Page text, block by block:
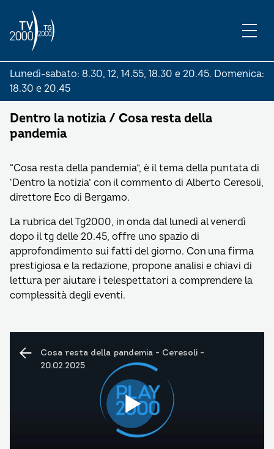
Lunedì-sabato: 8.30, 12, 14.55, 18.30 e 20.45. Domenica:
18.30 e 20.45
Dentro la notizia / Cosa resta della
pandemia
“Cosa resta della pandemia”, è il tema della puntata di
‘Dentro la notizia’ con il commento di Alberto Ceresoli,
direttore Eco di Bergamo.
La rubrica del Tg2000, in onda dal lunedì al venerdì
dopo il tg delle 20.45, offre uno spazio di
approfondimento sui fatti del giorno. Con una firma
prestigiosa e la redazione, propone analisi e chiavi di
lettura per aiutare i telespettatori a comprendere la
complessità degli eventi.